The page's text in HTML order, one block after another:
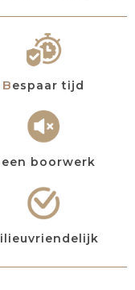
Bespaar tijd
Geen boorwerk
Milieuvriendelijk